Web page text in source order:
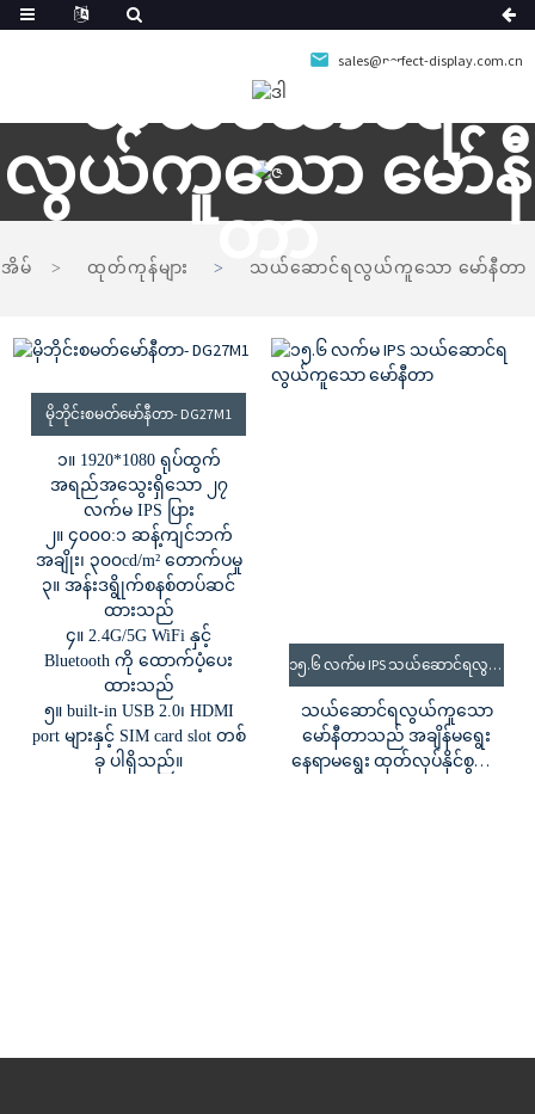
sales@perfect-display.com.cn
သယ်ဆောင်ရ
လွယ်ကူသော မော်နီ
တာ
အိမ် ထုတ်ကုန်များ သယ်ဆောင်ရလွယ်ကူသော မော်နီတာ
မိုဘိုင်းစမတ်မော်နီတာ- DG27M1
၁။ 1920*1080 ရုပ်ထွက်
အရည်အသွေးရှိသော ၂၇
လက်မ IPS ပြား
၂။ ၄၀၀၀:၁ ဆန့်ကျင်ဘက်
အချိုး၊ ၃၀၀cd/m² တောက်ပမှု
၃။ အန်းဒရွိုက်စနစ်တပ်ဆင်
ထားသည်
၄။ 2.4G/5G WiFi နှင့်
Bluetooth ကို ထောက်ပံ့ပေး
ထားသည်
၅။ built-in USB 2.0၊ HDMI
port များနှင့် SIM card slot တစ်
ခု ပါရှိသည်။
၁၅.၆ လက်မ IPS သယ်ဆောင်ရလွယ်ကူသော မော်နီတာ
သယ်ဆောင်ရလွယ်ကူသော
မော်နီတာသည် အချိန်မရွေး
နေရာမရွေး ထုတ်လုပ်နိုင်စွမ်းရှိ
လိုအပ်ချက်များအတွက်